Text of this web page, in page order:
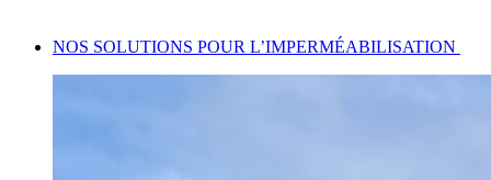
NOS SOLUTIONS POUR L’IMPERMÉABILISATION